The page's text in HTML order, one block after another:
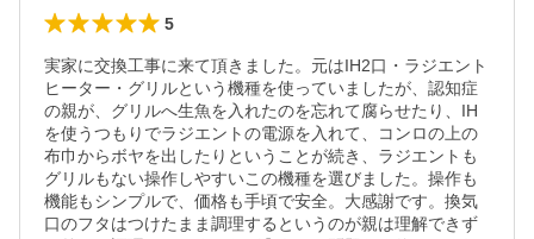
5
実家に交換工事に来て頂きました。元はIH2口・ラジエント
ヒーター・グリルという機種を使っていましたが、認知症
の親が、グリルへ生魚を入れたのを忘れて腐らせたり、IH
を使うつもりでラジエントの電源を入れて、コンロの上の
布巾からボヤを出したりということが続き、ラジエントも
グリルもない操作しやすいこの機種を選びました。操作も
機能もシンプルで、価格も手頃で安全。大感謝です。換気
口のフタはつけたまま調理するというのが親は理解できず